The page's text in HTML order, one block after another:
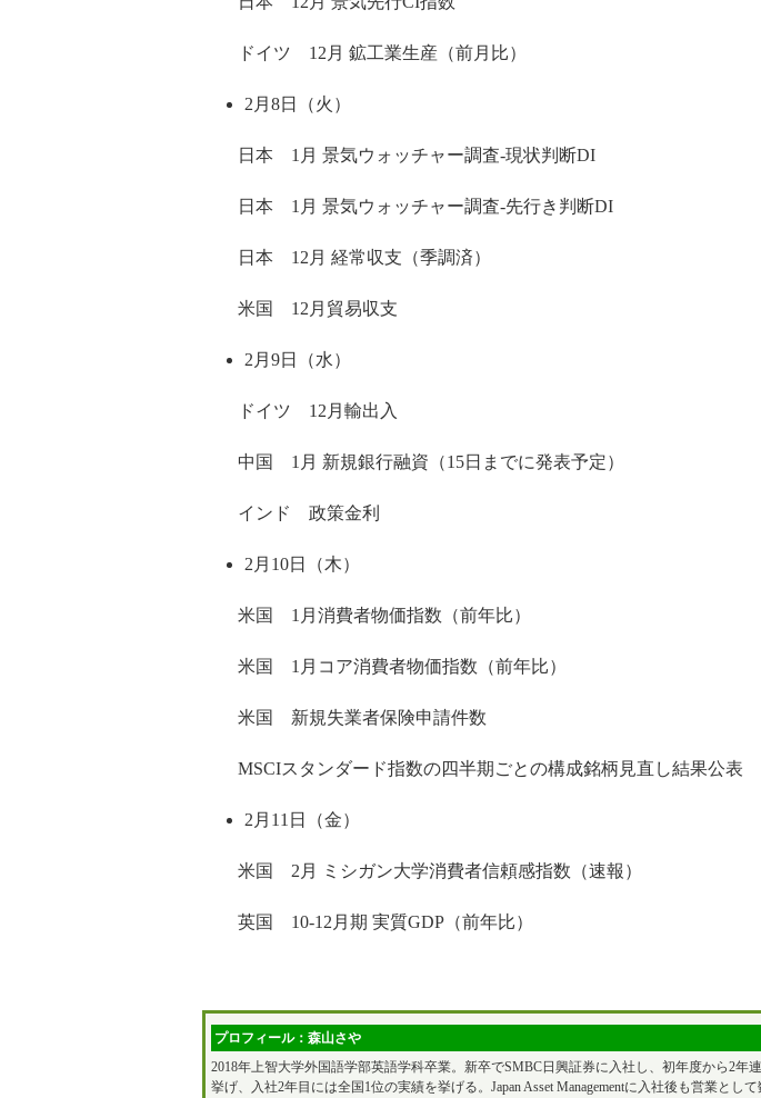
ドイツ 12月 鉱工業生産（前月比）
2月8日（火）
日本 1月 景気ウォッチャー調査-現状判断DI
日本 1月 景気ウォッチャー調査-先行き判断DI
日本 12月 経常収支（季調済）
米国 12月貿易収支
2月9日（水）
ドイツ 12月輸出入
中国 1月 新規銀行融資（15日までに発表予定）
インド 政策金利
2月10日（木）
米国 1月消費者物価指数（前年比）
米国 1月コア消費者物価指数（前年比）
米国 新規失業者保険申請件数
MSCIスタンダード指数の四半期ごとの構成銘柄見直し結果公表
2月11日（金）
米国 2月 ミシガン大学消費者信頼感指数（速報）
英国 10-12月期 実質GDP（前年比）
プロフィール：森山さや
2018年上智大学外国語学部英語学科卒業。新卒でSMBC日興証券に入社し、初年度から2年
挙げ、入社2年目には全国1位の実績を挙げる。Japan Asset Managementに入社後も営業とし